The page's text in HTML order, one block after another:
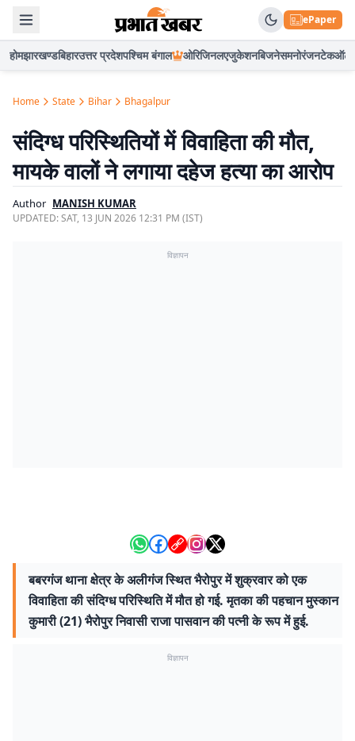
ePaper
होमझारखण्डबिहारउत्तर प्रदेशपश्चिम बंगाल ओरिजिनलएजुकेशनबिजनेसमनोरंजनटेकऑटो
Home State Bihar Bhagalpur
संदिग्ध परिस्थितियों में विवाहिता की मौत,
मायके वालों ने लगाया दहेज हत्या का आरोप
Author MANISH KUMAR
UPDATED:SAT, 13 JUN 2026 12:31 PM (IST)
विज्ञापन
बबरगंज थाना क्षेत्र के अलीगंज स्थित भैरोपुर में शुक्रवार को एक
विवाहिता की संदिग्ध परिस्थिति में मौत हो गई. मृतका की पहचान मुस्कान
कुमारी (21) भैरोपुर निवासी राजा पासवान की पत्नी के रूप में हुई.
विज्ञापन